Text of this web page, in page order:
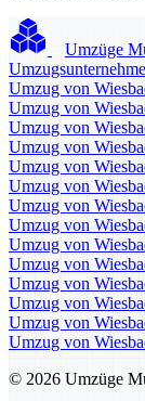
Umzüge
Umzug von
Umzug von
Umzug von
Umzug von
Umzug von
Umzug von
Umzug von
Umzug von
Umzug von
Umzug von
Umzug von
Umzug von
Umzug von
Umzug von
© 2026 Umzüge